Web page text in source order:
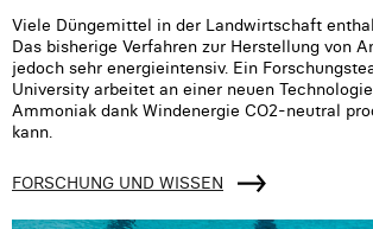
Viele Düngemittel in der Landwirtschaft
Das bisherige Verfahren zur Herstellung von
jedoch sehr energieintensiv. Ein
University arbeitet an einer neuen
Ammoniak dank Windenergie CO2-neutral
kann.
FORSCHUNG UND WISSEN